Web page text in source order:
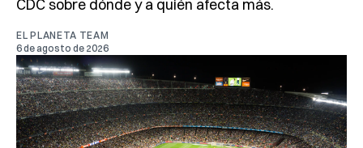
CDC sobre dónde y a quién afecta más.
EL PLANETA TEAM
6 de agosto de 2026